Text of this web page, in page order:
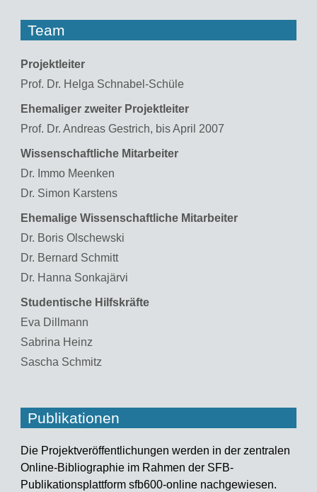
Team
Projektleiter
Prof. Dr. Helga Schnabel-Schüle
Ehemaliger zweiter Projektleiter
Prof. Dr. Andreas Gestrich, bis April 2007
Wissenschaftliche Mitarbeiter
Dr. Immo Meenken
Dr. Simon Karstens
Ehemalige Wissenschaftliche Mitarbeiter
Dr. Boris Olschewski
Dr. Bernard Schmitt
Dr. Hanna Sonkajärvi
Studentische Hilfskräfte
Eva Dillmann
Sabrina Heinz
Sascha Schmitz
Publikationen
Die Projektveröffentlichungen werden in der zentralen
Online-Bibliographie im Rahmen der SFB-
Publikationsplattform sfb600-online nachgewiesen.